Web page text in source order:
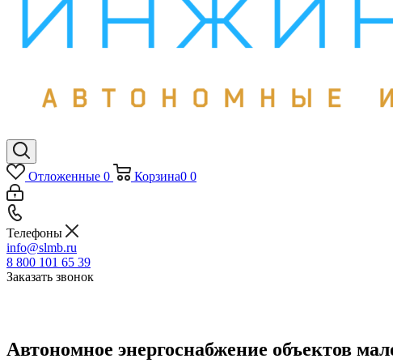
Отложенные 0 Корзина0 0
Телефоны
info@slmb.ru
8 800 101 65 39
Заказать звонок
Автономное энергоснабжение объектов